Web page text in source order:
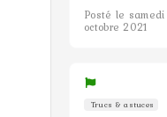
Posté le samedi
octobre 2021
Trucs & astuces